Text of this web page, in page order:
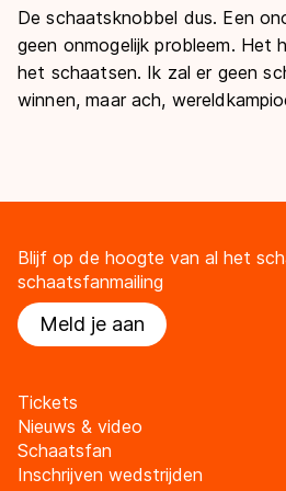
De schaatsknobbel dus. Een
geen onmogelijk probleem. Het
het schaatsen. Ik zal er geen
winnen, maar ach,
Blijf op de hoogte van al het
schaatsfanmailing
Meld je aan
Tickets
Nieuws & video
Schaatsfan
Inschrijven wedstrijden